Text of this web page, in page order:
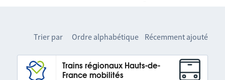
Trier par Ordre alphabétique Récemment ajouté
Trains régionaux Hauts-de-
France mobilités